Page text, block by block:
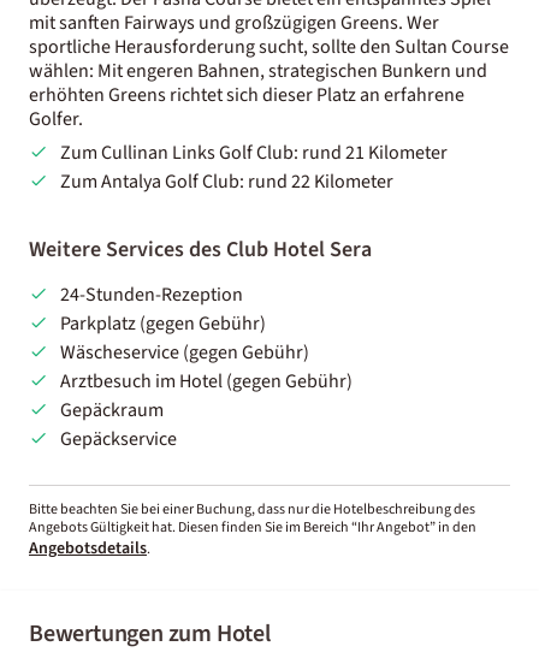
mit sanften Fairways und großzügigen Greens. Wer
sportliche Herausforderung sucht, sollte den Sultan Course
wählen: Mit engeren Bahnen, strategischen Bunkern und
erhöhten Greens richtet sich dieser Platz an erfahrene
Golfer.
Zum Cullinan Links Golf Club: rund 21 Kilometer
Zum Antalya Golf Club: rund 22 Kilometer
Weitere Services des Club Hotel Sera
24-Stunden-Rezeption
Parkplatz (gegen Gebühr)
Wäscheservice (gegen Gebühr)
Arztbesuch im Hotel (gegen Gebühr)
Gepäckraum
Gepäckservice
Bitte beachten Sie bei einer Buchung, dass nur die Hotelbeschreibung des
Angebots Gültigkeit hat. Diesen finden Sie im Bereich “Ihr Angebot” in den
Angebotsdetails.
Bewertungen zum Hotel